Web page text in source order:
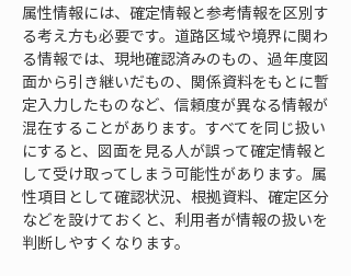
属性情報には、確定情報と参考情報を区別す
る考え方も必要です。道路区域や境界に関わ
る情報では、現地確認済みのもの、過年度図
面から引き継いだもの、関係資料をもとに暫
定入力したものなど、信頼度が異なる情報が
混在することがあります。すべてを同じ扱い
にすると、図面を見る人が誤って確定情報と
して受け取ってしまう可能性があります。属
性項目として確認状況、根拠資料、確定区分
などを設けておくと、利用者が情報の扱いを
判断しやすくなります。